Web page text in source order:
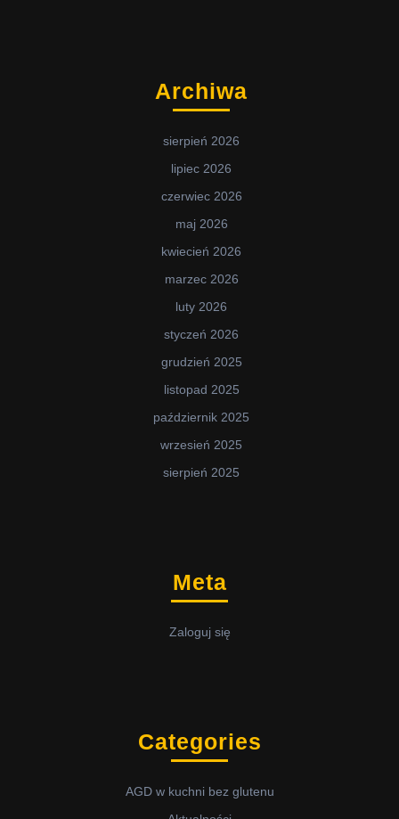
Archiwa
sierpień 2026
lipiec 2026
czerwiec 2026
maj 2026
kwiecień 2026
marzec 2026
luty 2026
styczeń 2026
grudzień 2025
listopad 2025
październik 2025
wrzesień 2025
sierpień 2025
Meta
Zaloguj się
Categories
AGD w kuchni bez glutenu